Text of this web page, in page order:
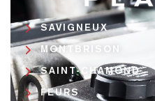
SAVIGNEUX
MONTBRISON
SAINT-CHAMOND
FEURS